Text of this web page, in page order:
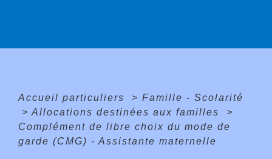
Accueil particuliers > Famille - Scolarité
> Allocations destinées aux familles
>
Complément de libre choix du mode de
garde (CMG) - Assistante maternelle